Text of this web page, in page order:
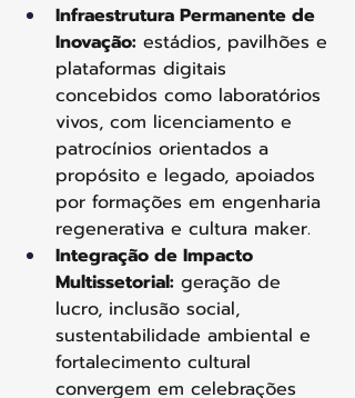
Infraestrutura Permanente de
Inovação: estádios, pavilhões e
plataformas digitais
concebidos como laboratórios
vivos, com licenciamento e
patrocínios orientados a
propósito e legado, apoiados
por formações em engenharia
regenerativa e cultura maker.
Integração de Impacto
Multissetorial: geração de
lucro, inclusão social,
sustentabilidade ambiental e
fortalecimento cultural
convergem em celebrações